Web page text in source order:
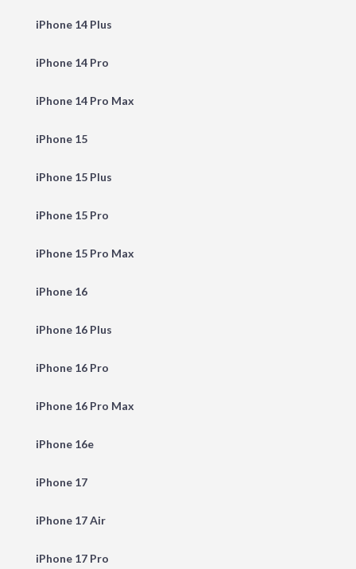
iPhone 14 Plus
iPhone 14 Pro
iPhone 14 Pro Max
iPhone 15
iPhone 15 Plus
iPhone 15 Pro
iPhone 15 Pro Max
iPhone 16
iPhone 16 Plus
iPhone 16 Pro
iPhone 16 Pro Max
iPhone 16e
iPhone 17
iPhone 17 Air
iPhone 17 Pro